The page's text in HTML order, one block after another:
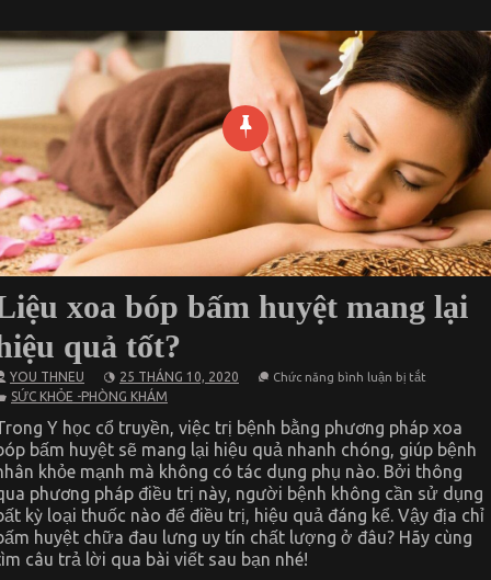
xoa bóp bấm huyệt mang lại
quả tốt?
YOU THNEU 25 THÁNG 10, 2020 Chức năng bình luận bị tắt
bấm
huyệt
mang
lại
hiệu
quả
tốt?
SỨC KHỎE -PHÒNG KHÁM
Y học cổ truyền, việc trị bệnh bằng phương pháp xoa
bấm huyệt sẽ mang lại hiệu quả nhanh chóng, giúp bệnh
khỏe mạnh mà không có tác dụng phụ nào. Bởi thông
phương pháp điều trị này, người bệnh không cần sử dụng
kỳ loại thuốc nào để điều trị, hiệu quả đáng kể. Vậy địa chỉ
huyệt chữa đau lưng uy tín chất lượng ở đâu? Hãy cùng
câu trả lời qua bài viết sau bạn nhé!